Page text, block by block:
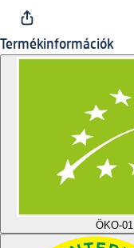
Termékinformációk
ÖKO-01